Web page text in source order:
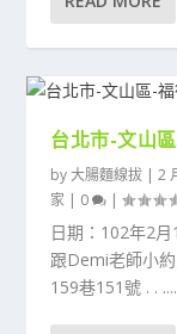
台北市-文山
by大腸麵線拔 |2
家 | 0 |
日期：102年2
跟Demi老師小
159巷151號 . . ....